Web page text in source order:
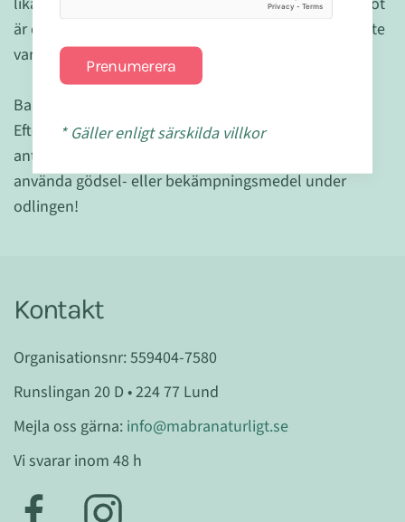
är det rekommenderat att man byter ut sin tandborste
var tredje månad, eller när borststråna är utslitna.
Bambu är den snabbast växande växten på jorden.
Eftersom att den innehåller naturligt förekommande
antimikrobiella medel, finns det inget behov att
använda gödsel- eller bekämpningsmedel under
odlingen!
Kontakt
Organisationsnr: 559404-7580
Runslingan 20 D • 224 77 Lund
Mejla oss gärna: info@mabranaturligt.se
Vi svarar inom 48 h
Prenumerera
* Gäller enligt särskilda villkor